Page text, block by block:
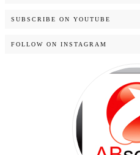
SUBSCRIBE ON YOUTUBE
FOLLOW ON INSTAGRAM